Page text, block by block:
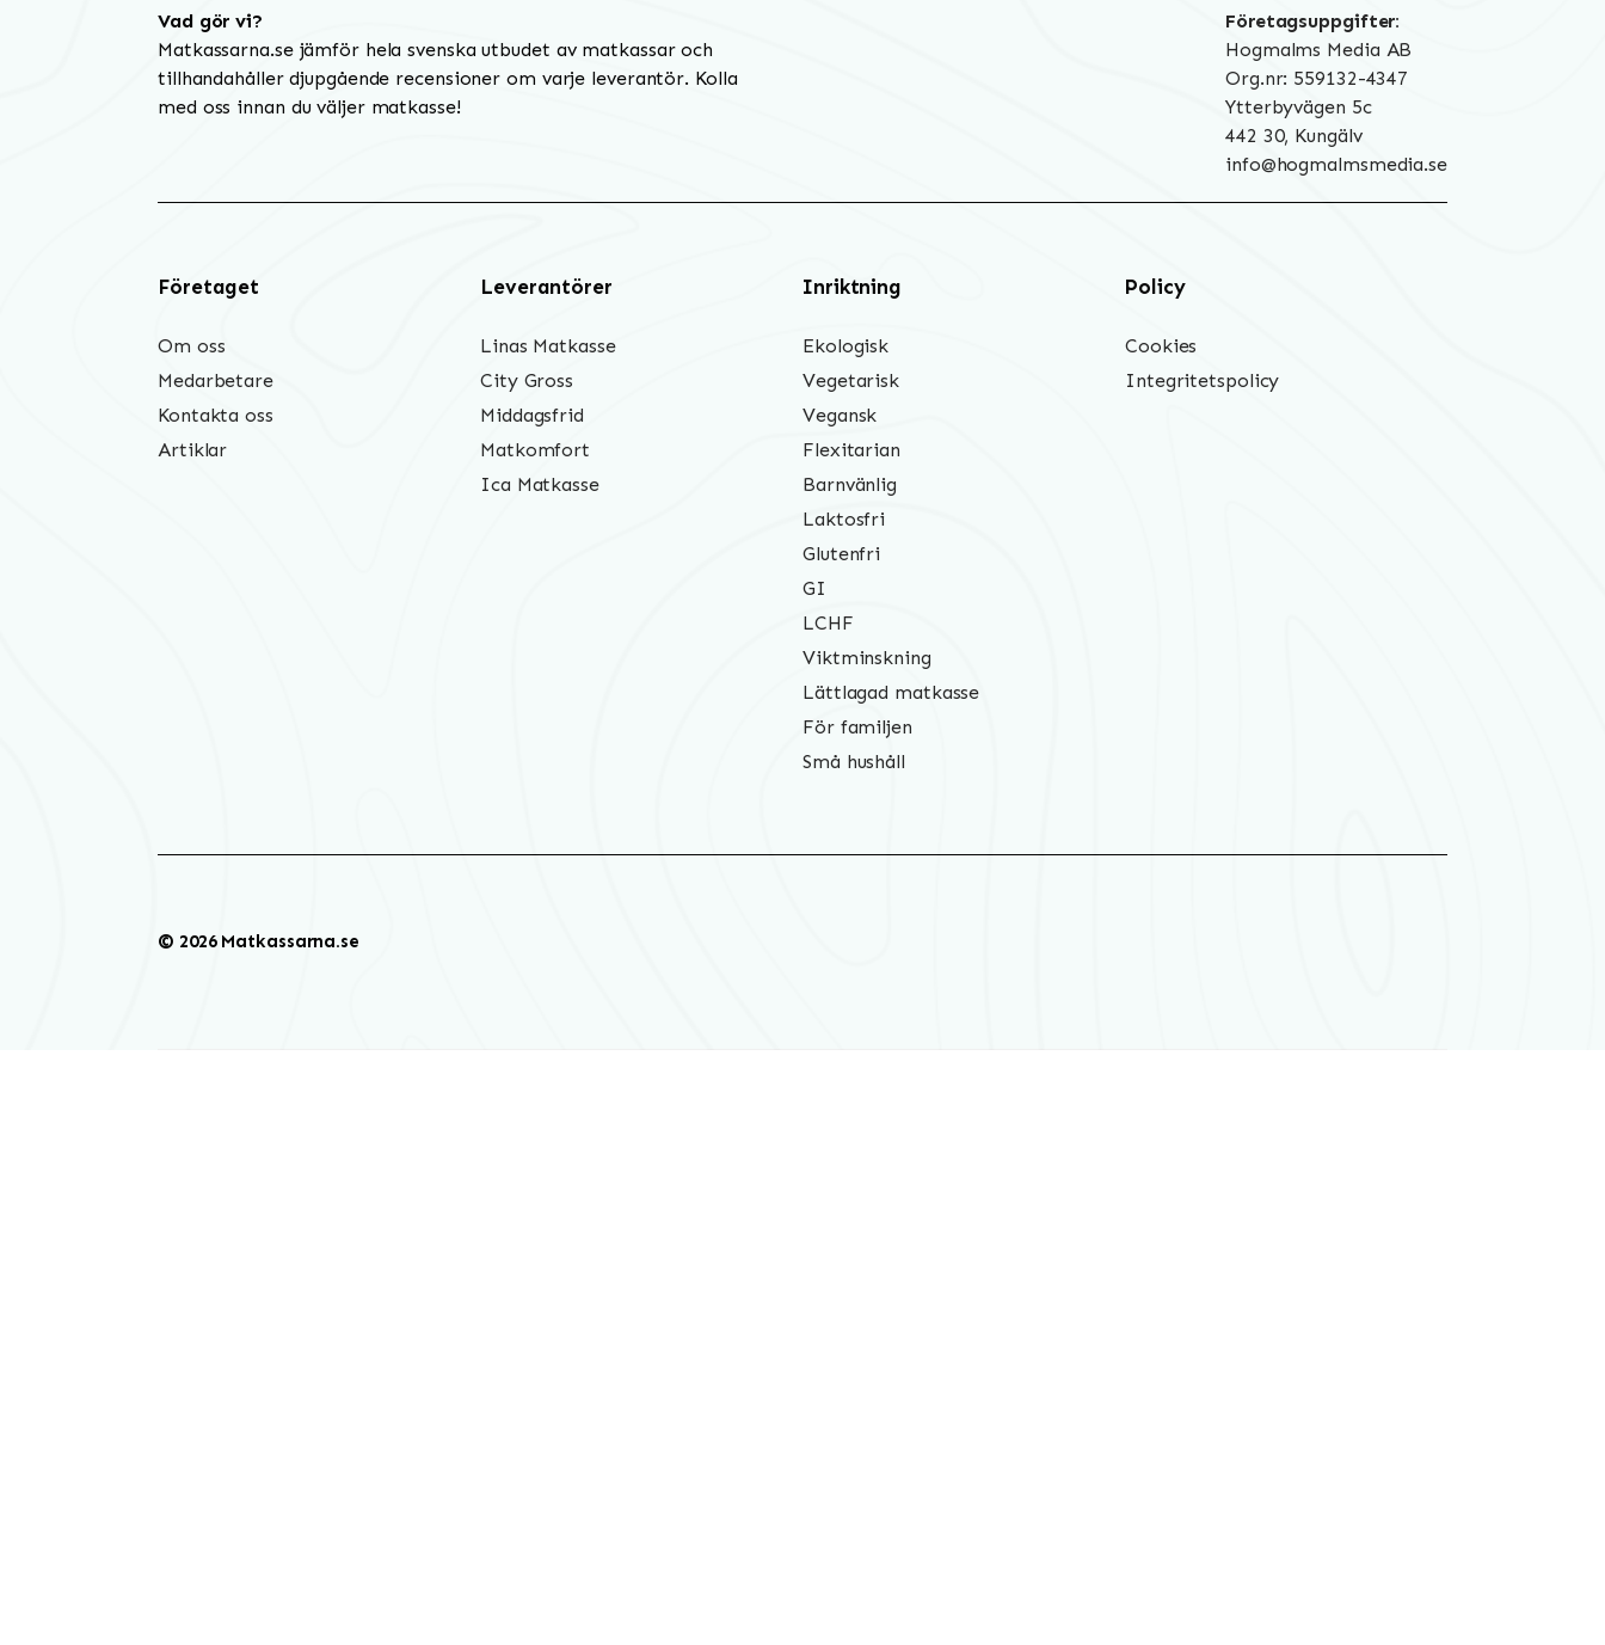
Vad gör vi?
Matkassarna.se jämför hela svenska utbudet av matkassar och
tillhandahåller djupgående recensioner om varje leverantör. Kolla
med oss innan du väljer matkasse!
Företagsuppgifter:
Hogmalms Media AB
Org.nr: 559132-4347
Ytterbyvägen 5c
442 30, Kungälv
info@hogmalmsmedia.se
Företaget
Om oss
Medarbetare
Kontakta oss
Artiklar
Leverantörer
Linas Matkasse
City Gross
Middagsfrid
Matkomfort
Ica Matkasse
Inriktning
Ekologisk
Vegetarisk
Vegansk
Flexitarian
Barnvänlig
Laktosfri
Glutenfri
GI
LCHF
Viktminskning
Lättlagad matkasse
För familjen
Små hushåll
Policy
Cookies
Integritetspolicy
© 2026 Matkassarna.se